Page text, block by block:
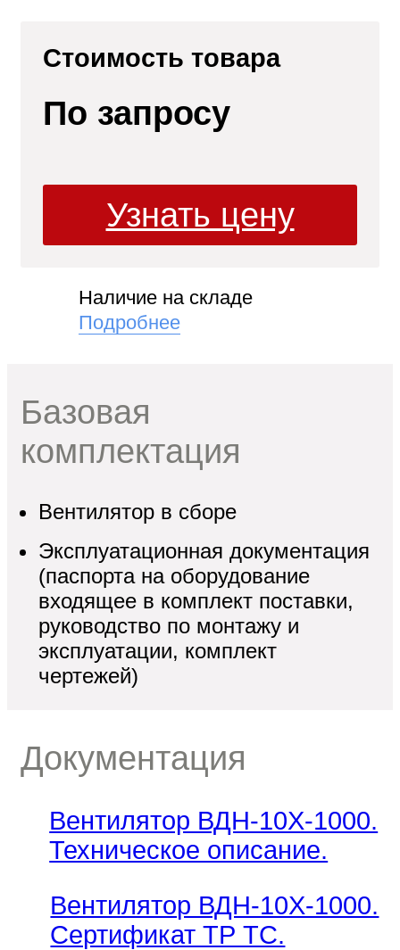
Стоимость товара
По запросу
Узнать цену
Наличие на складе
Подробнее
Базовая
комплектация
Вентилятор в сборе
Эксплуатационная документация
(паспорта на оборудование
входящее в комплект поставки,
руководство по монтажу и
эксплуатации, комплект
чертежей)
Документация
Вентилятор ВДН-10Х-1000.
Техническое описание.
Вентилятор ВДН-10Х-1000.
Сертификат ТР ТС.